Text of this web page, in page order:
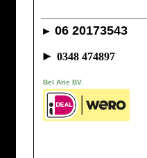
► 06 20173543
► 0348 474897
Bel Arie BV.